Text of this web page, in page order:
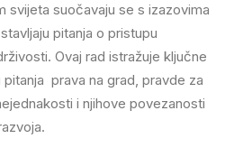
svijeta suočavaju se s izazovima
pitanja o pristupu
Ovaj rad istražuje ključne
prava na grad, pravde za
i njihove povezanosti